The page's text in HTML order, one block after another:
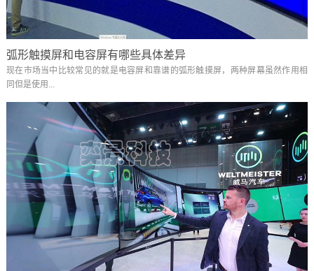
弧形触摸屏和电容屏有哪些具体差异
现在市场当中比较常见的就是电容屏和靠谱的弧形触摸屏，两种屏幕虽然作用相
同但是使用...